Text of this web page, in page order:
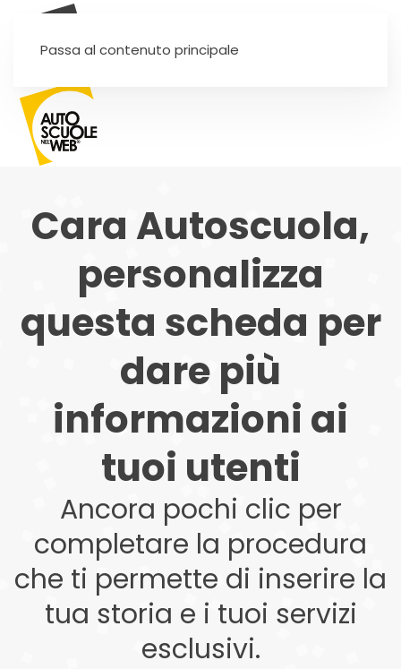
Passa al contenuto principale
Cara Autoscuola,
personalizza
questa scheda per
dare più
informazioni ai
tuoi utenti
Ancora pochi clic per
completare la procedura
che ti permette di inserire la
tua storia e i tuoi servizi
esclusivi.